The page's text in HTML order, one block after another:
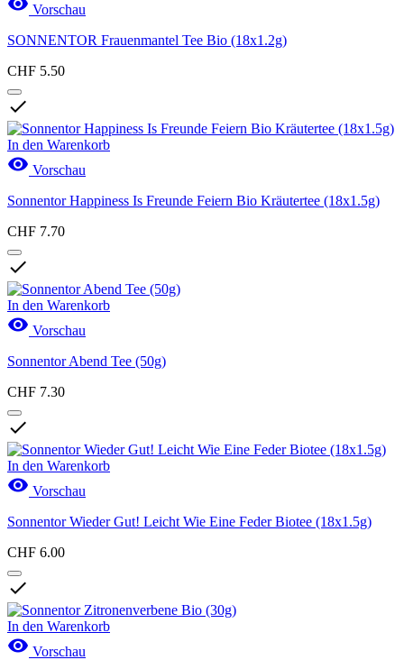
Vorschau
SONNENTOR Frauenmantel Tee Bio (18x1.2g)
CHF 5.50

In den Warenkorb
 Vorschau
Sonnentor Happiness Is Freunde Feiern Bio Kräutertee (18x1.5g)
CHF 7.70

In den Warenkorb
 Vorschau
Sonnentor Abend Tee (50g)
CHF 7.30

In den Warenkorb
 Vorschau
Sonnentor Wieder Gut! Leicht Wie Eine Feder Biotee (18x1.5g)
CHF 6.00

In den Warenkorb
 Vorschau